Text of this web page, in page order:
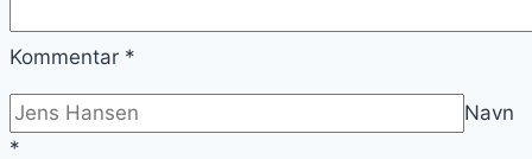
Kommentar *
Navn
*